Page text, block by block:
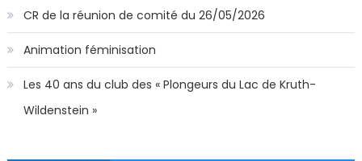
CR de la réunion de comité du 26/05/2026
Animation féminisation
Les 40 ans du club des « Plongeurs du Lac de Kruth-
Wildenstein »